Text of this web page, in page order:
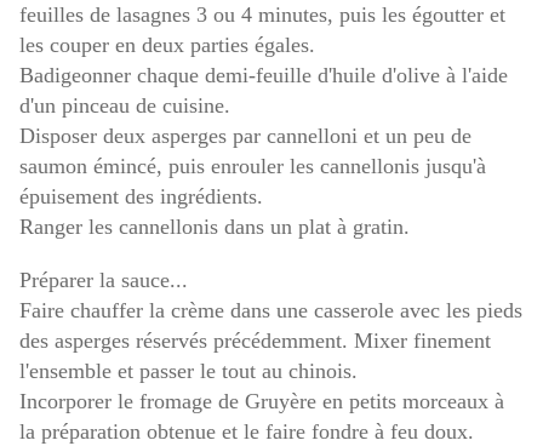
feuilles de lasagnes 3 ou 4 minutes, puis les égoutter et
les couper en deux parties égales.
Badigeonner chaque demi-feuille d'huile d'olive à l'aide
d'un pinceau de cuisine.
Disposer deux asperges par cannelloni et un peu de
saumon émincé, puis enrouler les cannellonis jusqu'à
épuisement des ingrédients.
Ranger les cannellonis dans un plat à gratin.
Préparer la sauce...
Faire chauffer la crème dans une casserole avec les pieds
des asperges réservés précédemment. Mixer finement
l'ensemble et passer le tout au chinois.
Incorporer le fromage de Gruyère en petits morceaux à
la préparation obtenue et le faire fondre à feu doux.